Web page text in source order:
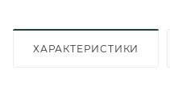
ХАРАКТЕРИСТИКИ